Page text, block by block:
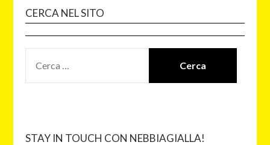
CERCA NEL SITO
STAY IN TOUCH CON NEBBIAGIALLA!